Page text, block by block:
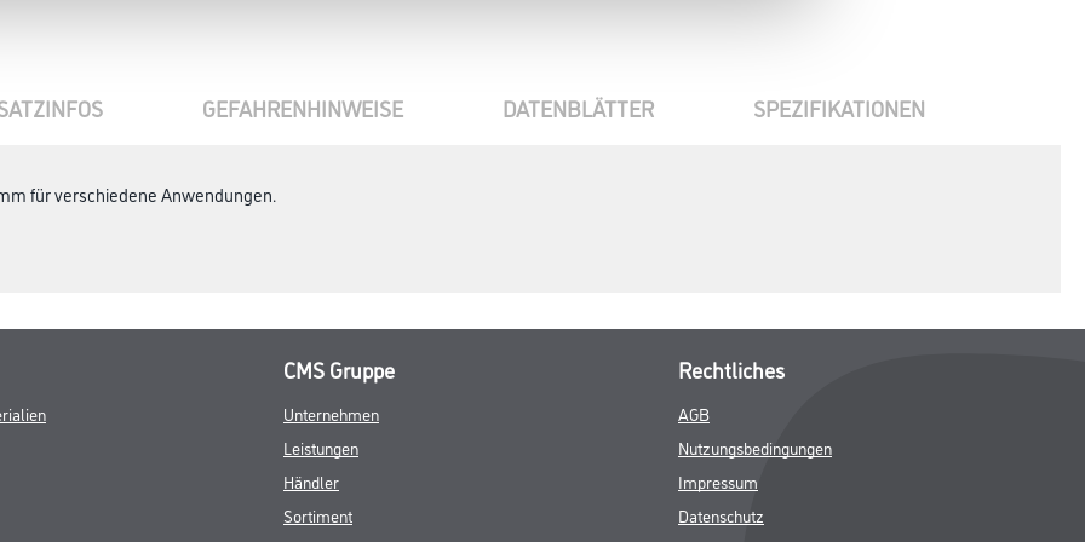
GEFAHRENHINWEISE DATENBLÄTTER SPEZIFIKATIONEN
für verschiedene Anwendungen.
CMS Gruppe
Unternehmen
Leistungen
Händler
Sortiment
Rechtliches
AGB
Nutzungsbedingungen
Impressum
Datenschutz